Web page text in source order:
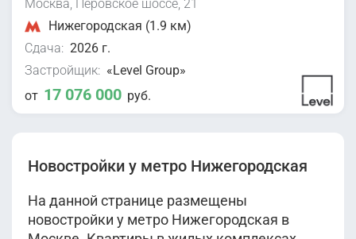
Москва, Перовское шоссе, 21
Нижегородская (1.9 км)
Сдача: 2026 г.
Застройщик: «Level Group»
от 17 076 000 руб.
Новостройки у метро Нижегородская
На данной странице размещены
новостройки у метро Нижегородская в